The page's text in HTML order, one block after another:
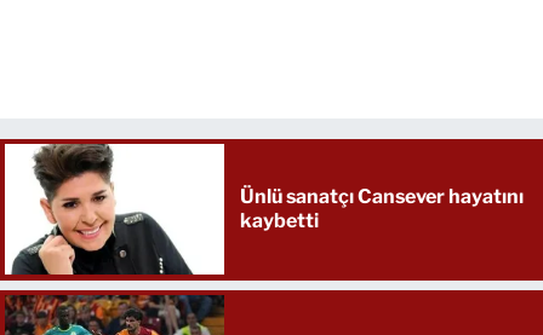
Ünlü sanatçı Cansever hayatını
kaybetti